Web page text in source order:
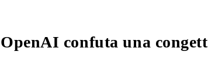
OpenAI confuta una